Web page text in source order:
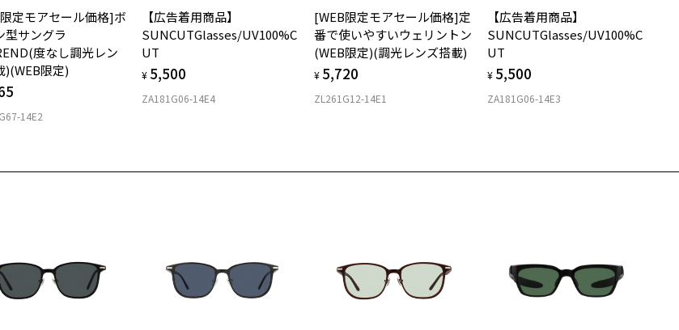
ラスのひずみの干渉色が見えることがあります。
※液晶画面（パソコン・携帯電話・タブレット・カメラ等の液晶画面
や、車載のカーナビゲーション・計器類の表示）を見ると、液晶画面が
暗く見えたり、レンズの干渉色が見えることがあります。
※本製品を使用中に違和感を感じた場合は使用を中止してください。
※本製品は磁石を使用しています。磁石部分が首から上に直接あたらな
※強い衝撃やひねり等はプレートが外れる原因となりますのでご注意く
レンズカラー：偏光グレー/グレー系
レンズ枠の材質：ニッケル合金(塗装)
仕上がり寸法
D 仕上がりの横幅：約143mm
E 仕上がりの縦幅：約46mm
※メガネ：デモレンズを外した重さ
ウエリントン
安心3 かかり具合調整無料
フレームの歪みやかかり具合の調整・クリーニングは、全国の
Zoff店舗にていつでも対応いたします。
ご購入時に「レンズ交換券」をお選びいただくと、実店舗で度数を測定
のうえ、
度付きレンズ（標準セットレンズ）へ無料交換いただけます。
詳しくはこちら
実店舗で度数を測定いただけます
定モアセール価格]ボ
型サングラ
度なし調光レン
)(WEB限定)
14E2
【広告着用商品】
SUNCUTGlasses/UV100%C
UT
¥ 5,500
ZA181G06-14E4
[WEB限定モアセール価格]定
番で使いやすいウェリントン
(WEB限定)(調光レンズ搭載)
¥ 5,720
ZL261G12-14E1
【広告着用商品】
SUNCUTGlasses/UV100%C
UT
¥ 5,500
ZA181G06-14E3